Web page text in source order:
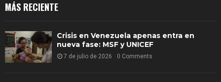
MÁS RECIENTE
Crisis en Venezuela apenas entra en
nueva fase: MSF y UNICEF
7 de julio de 2026 0 Comments